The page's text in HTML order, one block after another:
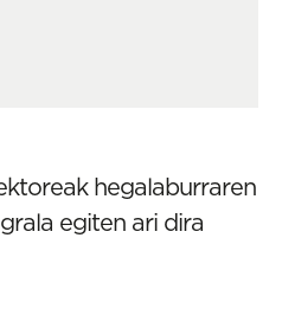
hegalaburraren
egiten ari dira